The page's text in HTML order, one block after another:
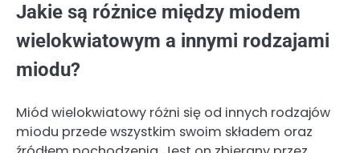
Jakie są różnice między miodem
wielokwiatowym a innymi rodzajami
miodu?
Miód wielokwiatowy różni się od innych rodzajów
miodu przede wszystkim swoim składem oraz